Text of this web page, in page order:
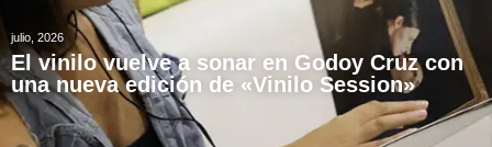
julio, 2026
El vinilo vuelve a sonar en Godoy Cruz con
una nueva edición de «Vinilo Session»